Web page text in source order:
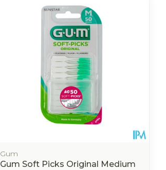
Gum
Gum Soft Picks Original Medium